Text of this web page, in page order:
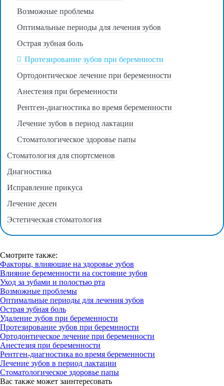
Возможные проблемы
Оптимальные периоды для лечения зубов
Острая зубная боль
Протезирование зубов при беремнности
Ортодонтическое лечение при беременности
Анестезия при беременности
Рентген-диагностика во время беременности
Лечение зубов в период лактации
Стоматологическое здоровье папы
Стоматология для спортсменов
Диагностика
Исправление прикуса
Лечение десен
Эстетическая стоматология
Смотрите также:
Факторы, влияющие на здоровье зубов
Влияние беременности на состояние зубов
Уход за зубами и полостью рта
Возможные проблемы
Оптимальные периоды для лечения зубов
Острая зубная боль
Удаление зубов при беременности
Протезирование зубов при беремнности
Ортодонтическое лечение при беременности
Анестезия при беременности
Рентген-диагностика во время беременности
Лечение зубов в период лактации
Стоматологическое здоровье папы
Вас также может заинтересовать